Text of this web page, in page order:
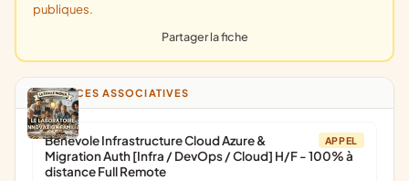
publiques.
Partager la fiche
ANNONCES ASSOCIATIVES
APPEL
Bénévole Infrastructure Cloud Azure &
Migration Auth [Infra / DevOps / Cloud] H/F - 100% à
distance Full Remote